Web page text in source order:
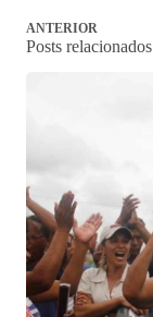
ANTERIOR
Posts relacionados